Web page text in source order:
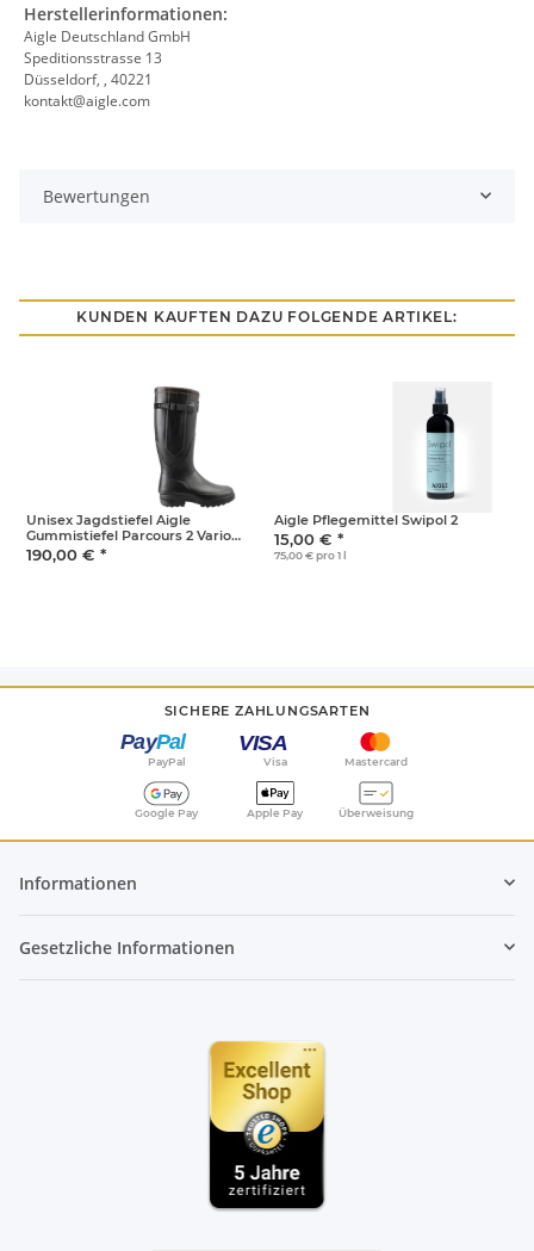
Herstellerinformationen:
Aigle Deutschland GmbH
Speditionsstrasse 13
Düsseldorf, , 40221
kontakt@aigle.com
Bewertungen
KUNDEN KAUFTEN DAZU FOLGENDE ARTIKEL:
Unisex Jagdstiefel Aigle
Gummistiefel Parcours 2 Vario
weitenverstellbar Unisex schwarz
38
190,00 € *
Aigle Pflegemittel Swipol 2
15,00 € *
75,00 € pro 1 l
SICHERE ZAHLUNGSARTEN
PayPal Visa Mastercard
Google Pay Apple Pay Überweisung
Informationen
Gesetzliche Informationen